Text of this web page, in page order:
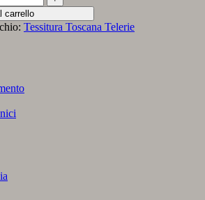
carrello
Tessitura Toscana Telerie